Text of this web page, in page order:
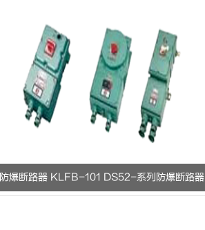
防爆断路器 KLFB-101 DS52-系列防爆断路器